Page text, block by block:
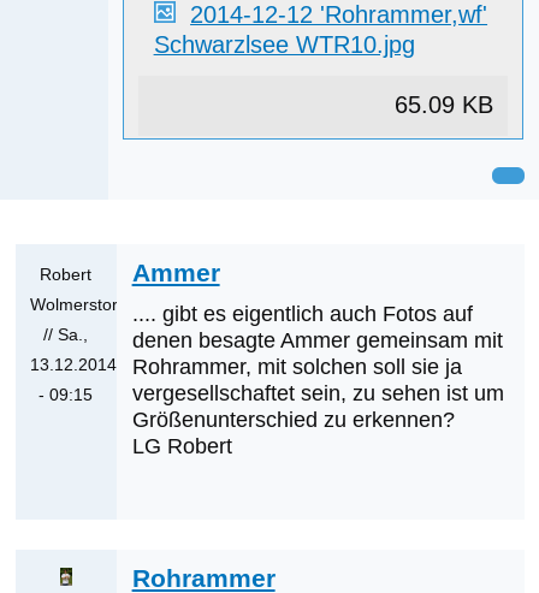
2014-12-12 'Rohrammer,wf'
Schwarzlsee WTR10.jpg
65.09 KB
Robert
Wolmerstorfer
// Sa.,
13.12.2014
- 09:15
nächsten
Ammer
.... gibt es eigentlich auch Fotos auf
denen besagte Ammer gemeinsam mit
Rohrammer, mit solchen soll sie ja
vergesellschaftet sein, zu sehen ist um
Größenunterschied zu erkennen?
LG Robert
Rohrammer